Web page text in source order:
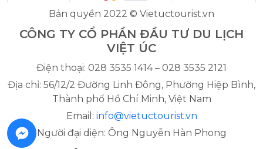
Bản quyền 2022 © Vietuctourist.vn
CÔNG TY CỔ PHẦN ĐẦU TƯ DU LỊCH
VIỆT ÚC
Điện thoại: 028 3535 1414 – 028 3535 2121
Địa chỉ: 56/12/2 Đường Linh Đông, Phường Hiệp Bình,
Thành phố Hồ Chí Minh, Việt Nam
Email: info@vietuctourist.vn
Người đại diện: Ông Nguyễn Hàn Phong